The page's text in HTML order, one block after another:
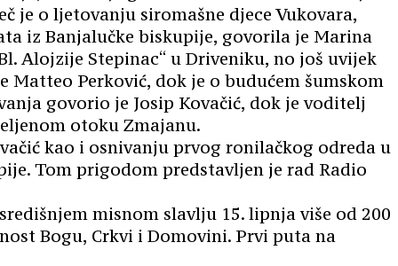
o ljetovanju siromašne djece Vukovara,
iz Banjalučke biskupije, govorila je Marina
Alojzije Stepinac“ u Driveniku, no još uvijek
Perković, dok je o budućem šumskom
govorio je Josip Kovačić, dok je voditelj
otoku Zmajanu.
kao i osnivanju prvog ronilačkog odreda u
Tom prigodom predstavljen je rad Radio
misnom slavlju 15. lipnja više od 200
Bogu, Crkvi i Domovini. Prvi puta na